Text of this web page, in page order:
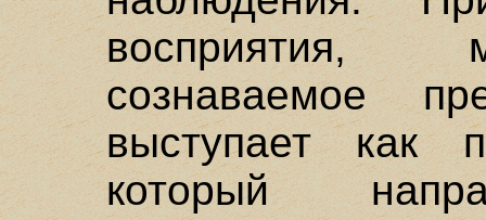
восприятия,
сознаваемое
выступает как
который